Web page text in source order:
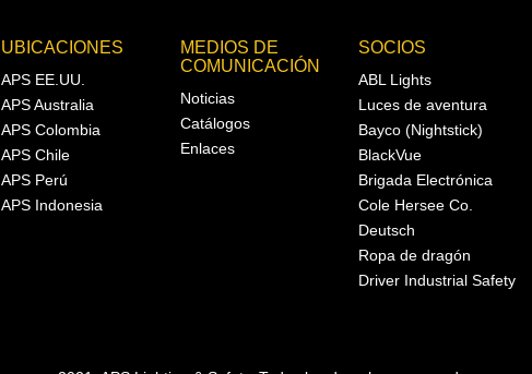
UBICACIONES
APS EE.UU.
APS Australia
APS Colombia
APS Chile
APS Perú
APS Indonesia
MEDIOS DE
COMUNICACIÓN
Noticias
Catálogos
Enlaces
SOCIOS
ABL Lights
Luces de aventura
Bayco (Nightstick)
BlackVue
Brigada Electrónica
Cole Hersee Co.
Deutsch
Ropa de dragón
Driver Industrial Safety